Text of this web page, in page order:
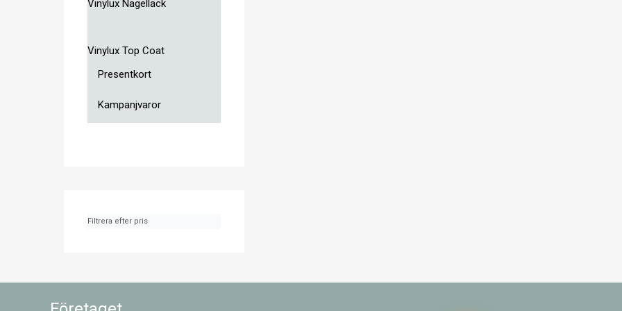
Vinylux Nagellack
Vinylux Top Coat
Presentkort
Kampanjvaror
Filtrera efter pris